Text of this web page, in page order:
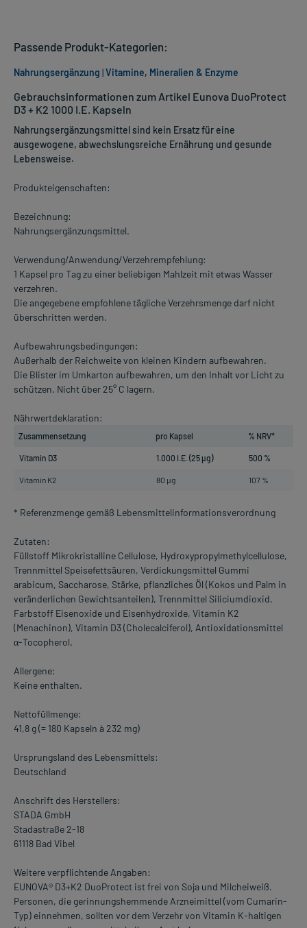
Gebrauchsinformationen zum Artikel Eunova DuoProtect
D3 + K2 1000 I.E. Kapseln
Nahrungsergänzungsmittel sind kein Ersatz für eine
ausgewogene, abwechslungsreiche Ernährung und gesunde
Lebensweise.
Produkteigenschaften:
Bezeichnung:
Nahrungsergänzungsmittel.
Verwendung/Anwendung/Verzehrempfehlung:
1 Kapsel pro Tag zu einer beliebigen Mahlzeit mit etwas Wasser
verzehren.
Die angegebene empfohlene tägliche Verzehrsmenge darf nicht
überschritten werden.
Aufbewahrungsbedingungen:
Außerhalb der Reichweite von kleinen Kindern aufbewahren.
Die Blister im Umkarton aufbewahren, um den Inhalt vor Licht zu
schützen. Nicht über 25° C lagern.
Nährwertdeklaration:
Zusammensetzung pro Kapsel % NRV*
Vitamin D3 1.000 I.E. (25 µg) 500 %
Vitamin K2 80 µg 107 %
* Referenzmenge gemäß Lebensmittelinformationsverordnung
Zutaten:
Füllstoff Mikrokristalline Cellulose, Hydroxypropylmethylcellulose,
Trennmittel Speisefettsäuren, Verdickungsmittel Gummi
arabicum, Saccharose, Stärke, pflanzliches Öl (Kokos und Palm in
veränderlichen Gewichtsanteilen), Trennmittel Siliciumdioxid,
Farbstoff Eisenoxide und Eisenhydroxide, Vitamin K2
(Menachinon), Vitamin D3 (Cholecalciferol), Antioxidationsmittel
α-Tocopherol.
Allergene:
Keine enthalten.
Nettofüllmenge:
41,8 g (= 180 Kapseln à 232 mg)
Ursprungsland des Lebensmittels:
Deutschland
Anschrift des Herstellers:
STADA GmbH
Stadastraße 2-18
61118 Bad Vibel
Weitere verpflichtende Angaben:
EUNOVA® D3+K2 DuoProtect ist frei von Soja und Milcheiweiß.
Personen, die gerinnungshemmende Arzneimittel (vom Cumarin-
Typ) einnehmen, sollten vor dem Verzehr von Vitamin K-haltigen
Passende Produkt-Kategorien:
Nahrungsergänzung |Vitamine, Mineralien & Enzyme